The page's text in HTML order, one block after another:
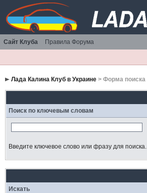
Сайт Клуба Правила Форума
Лада Калина Клуб в Украине> Форма поиска
Поиск по ключевым словам
Введите ключевое слово или фразу для поиска.
Искать